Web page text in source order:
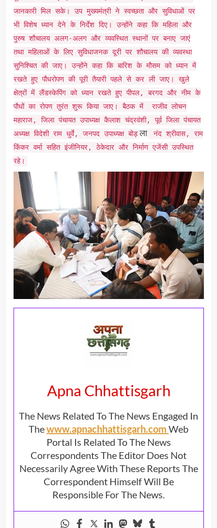
जानकारी मिल सके। उप मुख्यमंत्री ने स्वच्छता और सुविधाओं पर
भी विशेष ध्यान देने के निर्देश दिए। उन्होंने कहा कि महिला और
पुरुष शौचालय अलग-अलग और व्यवस्थित स्थानों पर बनाए जाएं
तथा महिलाओं के लिए सुविधाजनक दूरी पर शौचालय की व्यवस्था
सुनिश्चित की जाए। उन्होंने कहा कि बारिश के मौसम को ध्यान में
रखते हुए पौधरोपण की पूरी तैयारी पहले से कर ली जाए। खुले
क्षेत्रों में लैंडस्केपिंग को ध्यान रखते हुए पीपल, बरगद और नीम के
पौधों का रोपण तुरंत शुरू किया जाए। बैठक में राजीव लोचन
महाराज, जिला पंचायत उपाध्यक्ष कैलाश चंद्रवंशी, पूर्व जिला पंचायत
अध्यक्ष विदेशी राम धुर्वे, जनपद उपाध्यक्ष बोड़ ला
नंद श्रीवास, राम
किंकर वर्मा सहित इंजीनियर, ठेकेदार और निर्माण एजेंसी उपस्थित
रहे।
Apna Chhattisgarh
The News Related To The News Engaged In
Thewww.apnachhattisgarh.com Web
Portal Is Related To The News
Correspondents The Editor Does Not
Necessarily Agree With These Reports The
Correspondent Himself Will Be
Responsible For The News.